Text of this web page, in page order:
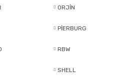
ORJİN
PİERBURG
RBW
SHELL